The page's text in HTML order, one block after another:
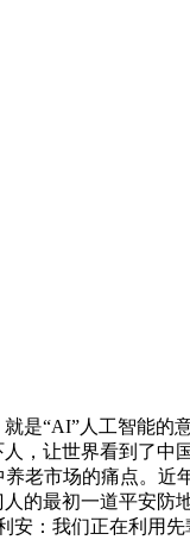
“AI”人工智能的
，让世界看到了
老市场的痛点。
的最初一道平安
安：我们正在利